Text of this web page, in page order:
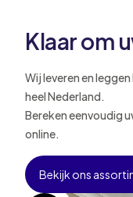
Klaar om
Wij leveren en
heel Nederland.
Bereken eenvoudig
online.
Bekijk ons